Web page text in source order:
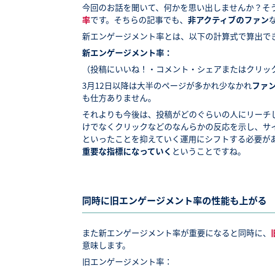
今回のお話を聞いて、何かを思い出しませんか？そう
率です。そちらの記事でも、 非アクティブのファン
新エンゲージメント率とは、以下の計算式で算出で
新エンゲージメント率：
（投稿にいいね！・コメント・シェアまたはクリ
3月12日以降は大半のページが多かれ少なかれファ
も仕方ありません。
それよりも今後は、投稿がどのぐらいの人にリー
けでなくクリックなどのなんらかの反応を示し、サ
といったことを抑えていく運用にシフトする必要が
重要な指標になっていく ということですね。
同時に旧エンゲージメント率の性能も上がる
また新エンゲージメント率が重要になると同時に、
意味します。
旧エンゲージメント率：